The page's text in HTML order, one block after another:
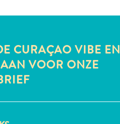
CURAÇAO VIBE EN
VOOR ONZE